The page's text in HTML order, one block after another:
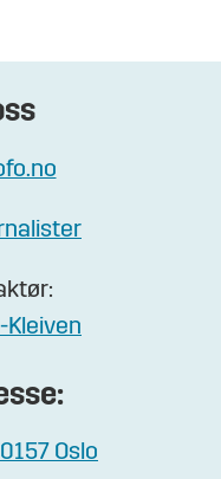
Kleiven
Oslo